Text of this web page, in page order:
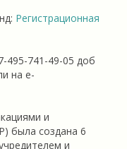
Регистрационная
495-741-49-05 доб
на e-
и
была создана 6
и